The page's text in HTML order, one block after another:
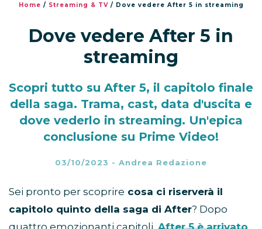
Home / Streaming & TV/ Dove vedere After 5 in streaming
Dove vedere After 5 in
streaming
Scopri tutto su After 5, il capitolo finale
della saga. Trama, cast, data d'uscita e
dove vederlo in streaming. Un'epica
conclusione su Prime Video!
03/10/2023 - Andrea Redazione
Sei pronto per scoprire cosa ci riserverà il
capitolo quinto della saga di After? Dopo
quattro emozionanti capitoli, After 5è arrivato